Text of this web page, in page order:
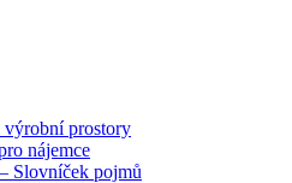
výrobní prostory
nájemce
Slovníček pojmů